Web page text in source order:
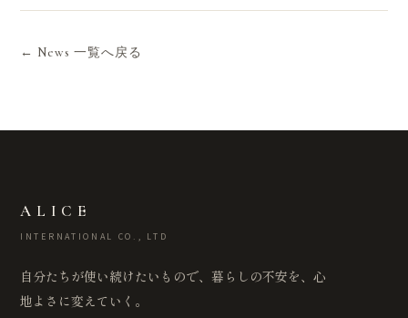
← News 一覧へ戻る
ALICE
INTERNATIONAL CO., LTD
自分たちが使い続けたいもので、暮らしの不安を、心
地よさに変えていく。